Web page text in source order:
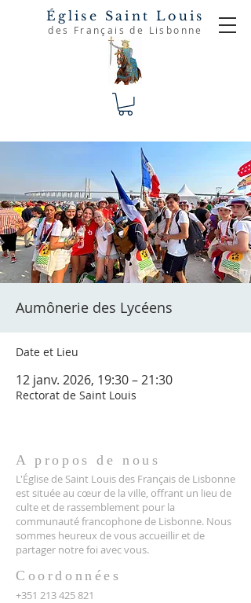
Église Saint Louis
des Français de Lisbonne
Aumônerie des Lycéens
Date et Lieu
12 janv. 2026, 19:30 – 21:30
Rectorat de Saint Louis
A propos de nous
L'Église de Saint Louis des Français de Lisbonne
est située au cœur de la ville, offrant un lieu de
culte et de rassemblement pour la
communauté francophone de Lisbonne. Nous
sommes heureux de vous accueillir et de
partager notre foi avec vous.
Coordonnées
+351 213 425 821